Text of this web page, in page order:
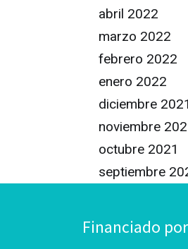
abril 2022
marzo 2022
febrero 2022
enero 2022
diciembre 2021
noviembre
octubre 2021
septiembre
Financiado por